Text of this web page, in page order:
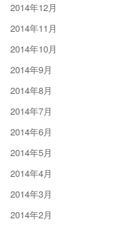
2014年12月
2014年11月
2014年10月
2014年9月
2014年8月
2014年7月
2014年6月
2014年5月
2014年4月
2014年3月
2014年2月